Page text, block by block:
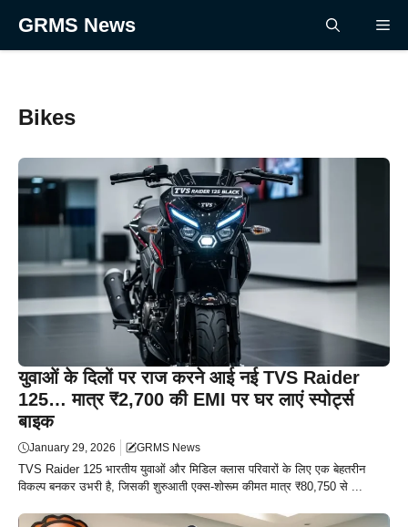
GRMS News
Bikes
युवाओं के दिलों पर राज करने आई नई TVS Raider
125… मात्र ₹2,700 की EMI पर घर लाएं स्पोर्ट्स
बाइक
January 29, 2026 GRMS News
TVS Raider 125 भारतीय युवाओं और मिडिल क्लास परिवारों के लिए एक बेहतरीन
विकल्प बनकर उभरी है, जिसकी शुरुआती एक्स-शोरूम कीमत मात्र ₹80,750 से ...